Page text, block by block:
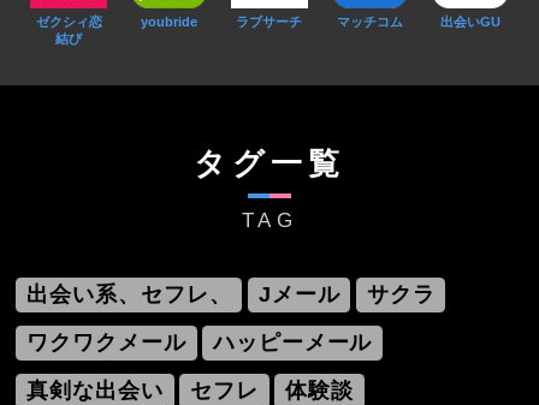
ゼクシィ恋
結び
youbride ラブサーチ マッチコム 出会いGU
タグ一覧
TAG
出会い系、セフレ、 Jメール
サクラ
ワクワクメール
ハッピーメール
真剣な出会い
セフレ
体験談